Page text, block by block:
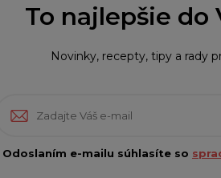
To najlepšie do
Novinky, recepty, tipy a rady
Odoslaním e-mailu súhlasíte so